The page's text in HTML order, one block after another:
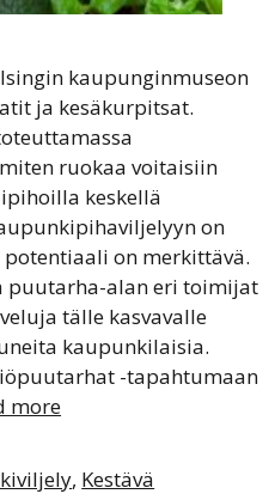
kaupunginmuseon
ja kesäkurpitsat.
ruokaa voitaisiin
keskellä
on
on merkittävä.
puutarha-alan eri toimijat
tälle kasvavalle
kaupunkilaisia.
-tapahtumaan
more
, Kestävä